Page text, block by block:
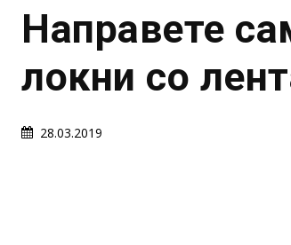
Направете
локни со
28.03.2019